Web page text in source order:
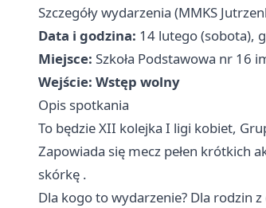
Szczegóły wydarzenia (MMKS
Data i godzina: 14 lutego (sobota),
Miejsce: Szkoła Podstawowa nr 16
Wejście: Wstęp wolny
Opis spotkania
To będzie XII kolejka I ligi kobiet,
Zapowiada się mecz pełen krótkich
skórkę .
Dla kogo to wydarzenie? Dla rodzin